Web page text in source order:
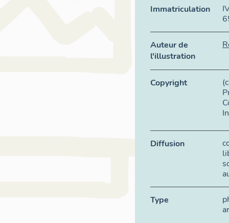
Immatriculation
Auteur de
l'illustration
Copyright
Diffusion
Type